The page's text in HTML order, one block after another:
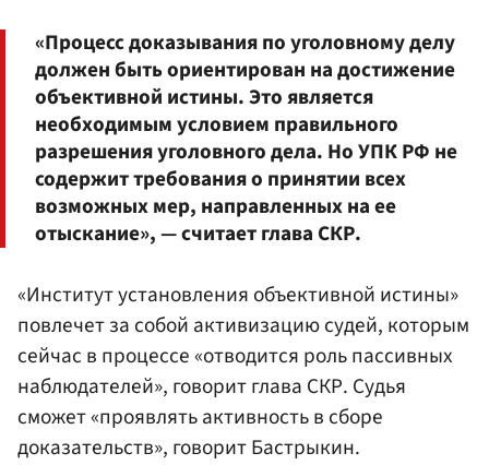
«Процесс доказывания по уголовному делу
должен быть ориентирован на достижение
объективной истины. Это является
необходимым условием правильного
разрешения уголовного дела. Но УПК РФ не
содержит требования о принятии всех
возможных мер, направленных на ее
отыскание», — считает глава СКР.
«Институт установления объективной истины»
повлечет за собой активизацию судей, которым
сейчас в процессе «отводится роль пассивных
наблюдателей», говорит глава СКР. Судья
сможет «проявлять активность в сборе
доказательств», говорит Бастрыкин.